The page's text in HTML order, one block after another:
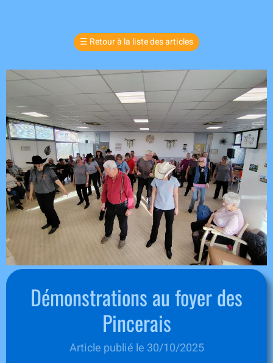
☰ Retour à la liste des articles
Démonstrations au foyer des
Pincerais
Article publié le 30/10/2025